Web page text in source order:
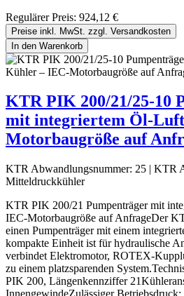
Regulärer Preis: 924,12 €
Preise inkl. MwSt. zzgl. Versandkosten
In den Warenkorb
KTR PIK 200/21/25-10
mit integriertem Öl-
Motorbaugröße auf
KTR Abwandlungsnummer: 25 | KTR
Mitteldruckkühler
KTR PIK 200/21 Pumpenträger mit
IEC-Motorbaugröße auf AnfrageDer
einen Pumpenträger mit einem
kompakte Einheit ist für hydraulische
verbindet Elektromotor, ROTEX-
zu einem platzsparenden
PIK 200, Längenkennziffer